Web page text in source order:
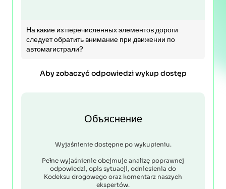
На какие из перечисленных элементов дороги
следует обратить внимание при движении по
автомагистрали?
Aby zobaczyć odpowiedzi wykup dostęp
Объяснение
Wyjaśnienie dostępne po wykupieniu.
Pełne wyjaśnienie obejmuje analizę poprawnej
odpowiedzi, opis sytuacji, odniesienia do
Kodeksu drogowego oraz komentarz naszych
ekspertów.